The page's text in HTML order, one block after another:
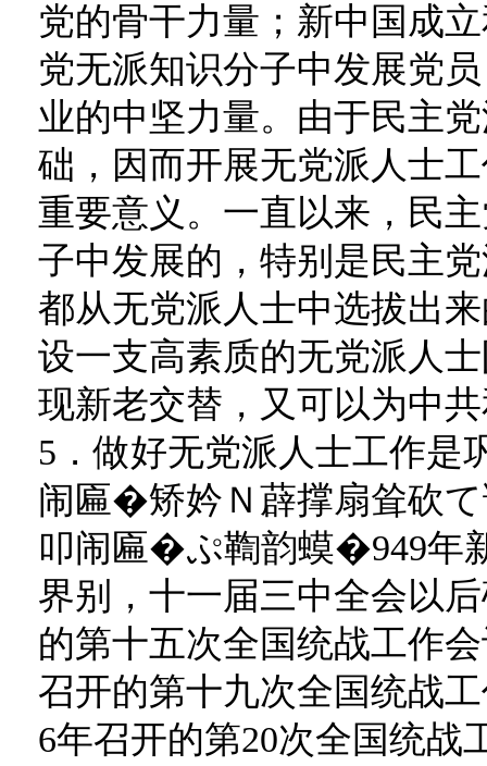
党的骨干力量；新中国成
党无派知识分子中发展党
业的中坚力量。由于民主
础，因而开展无党派人士
重要意义。一直以来，民
子中发展的，特别是民主
都从无党派人士中选拔出
设一支高素质的无党派人
现新老交替，又可以为中
5．做好无党派人士工作
闹匾�矫妗Ｎ薜撑扇耸砍
叩闹匾�ぷ鞫韵蟆�949年
界别，十一届三中全会以
的第十五次全国统战工作
召开的第十九次全国统战
6年召开的第20次全国统战